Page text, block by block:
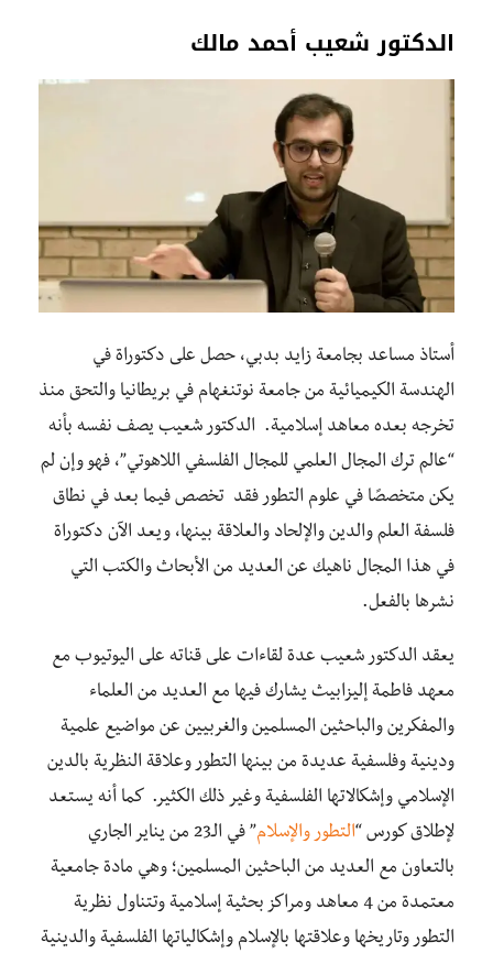
الدكتور شعيب أحمد مالك
أستاذ مساعد بجامعة زايد بدبي، حصل على دكتوراة في
الهندسة الكيميائية من جامعة نوتنغهام في بريطانيا والتحق منذ
تخرجه بعده معاهد إسلامية. الدكتور شعيب يصف نفسه بأنه
“عالم ترك المجال العلمي للمجال الفلسفي اللاهوتي”، فهو وإن لم
يكن متخصصًا في علوم التطور فقد تخصص فيما بعد في نطاق
فلسفة العلم والدين والإلحاد والعلاقة بينها، ويعد الآن دكتوراة
في هذا المجال ناهيك عن العديد من الأبحاث والكتب التي
نشرها بالفعل.
يعقد الدكتور شعيب عدة لقاءات على قناته على اليوتيوب مع
معهد فاطمة إليزابيث يشارك فيها مع العديد من العلماء
والمفكرين والباحثين المسلمين والغربيين عن مواضيع علمية
ودينية وفلسفية عديدة من بينها التطور وعلاقة النظرية بالدين
الإسلامي وإشكالاتها الفلسفية وغير ذلك الكثير. كما أنه يستعد
لإطلاق كورس “التطور والإسلام
” في الـ23 من يناير الجاري
بالتعاون مع العديد من الباحثين المسلمين؛ وهي مادة جامعية
معتمدة من 4 معاهد ومراكز بحثية إسلامية وتتناول نظرية
التطور وتاريخها وعلاقتها بالإسلام وإشكالياتها الفلسفية والدينية